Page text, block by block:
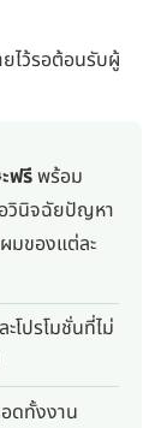
ไว้รอต้อนรับผู้
ฟรีพร้อม
วินิจฉัยปัญหา
มของแต่ละ
ะโปรโมชั่นที่ไม่
ดทั้งงาน